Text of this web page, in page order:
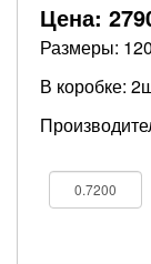
Цена:
Размеры:
В коробке: